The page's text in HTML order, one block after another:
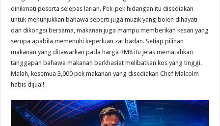
anugerah, telah menyediakan dua hidangan berkalori rendah untuk
dinikmati peserta selepas larian. Pek-pek hidangan itu disediakan
untuk menunjukkan bahawa seperti juga muzik yang boleh dihayati
dan dikongsi bersama, makanan juga mampu memberikan kesan yang
serupa apabila memenuhi keperluan zat badan. Setiap pilihan
makanan yang ditawarkan pada harga RM8 itu jelas mematahkan
tanggapan bahawa makanan berkhasiat melibatkan kos yang tinggi.
Malah, kesemua 3,000 pek makanan yang disediakan Chef Malcolm
habis dijual!